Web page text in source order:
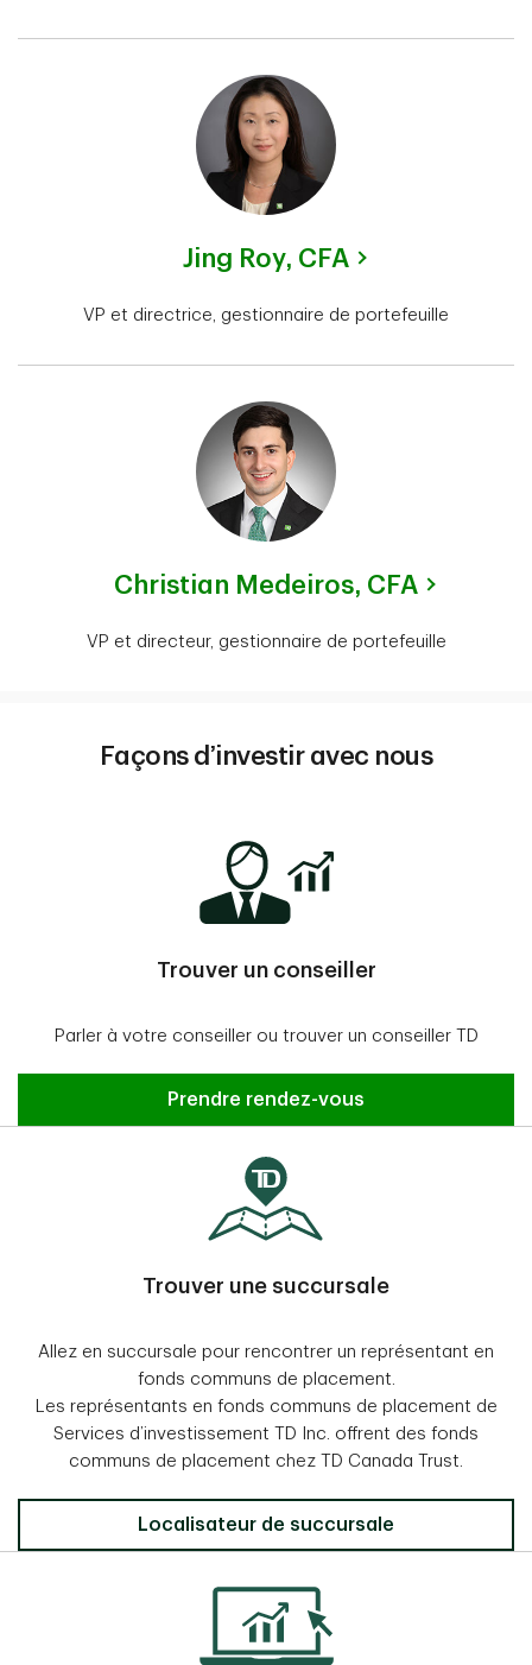
Jing Roy, CFA
VP et directrice, gestionnaire de portefeuille
Christian Medeiros, CFA
VP et directeur, gestionnaire de portefeuille
Façons d’investir avec nous
Trouver un conseiller
Parler à votre conseiller ou trouver un conseiller TD
Prendre rendez-vous
Trouver une succursale
Allez en succursale pour rencontrer un représentant en
fonds communs de placement.
Les représentants en fonds communs de placement de
Services d’investissement TD Inc. offrent des fonds
communs de placement chez TD Canada Trust.
Localisateur de succursale